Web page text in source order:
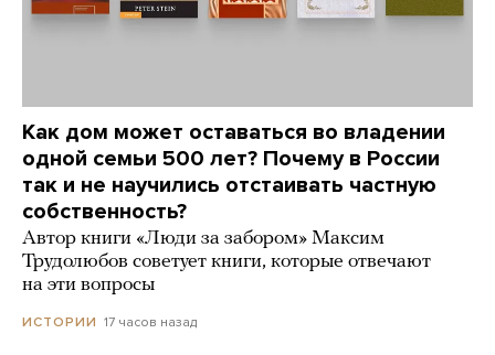
Как дом может оставаться во владении
одной семьи 500 лет? Почему в России
так и не научились отстаивать частную
собственность?
Автор книги «Люди за забором» Максим
Трудолюбов советует книги, которые отвечают
на эти вопросы
ИСТОРИИ 17 часов назад